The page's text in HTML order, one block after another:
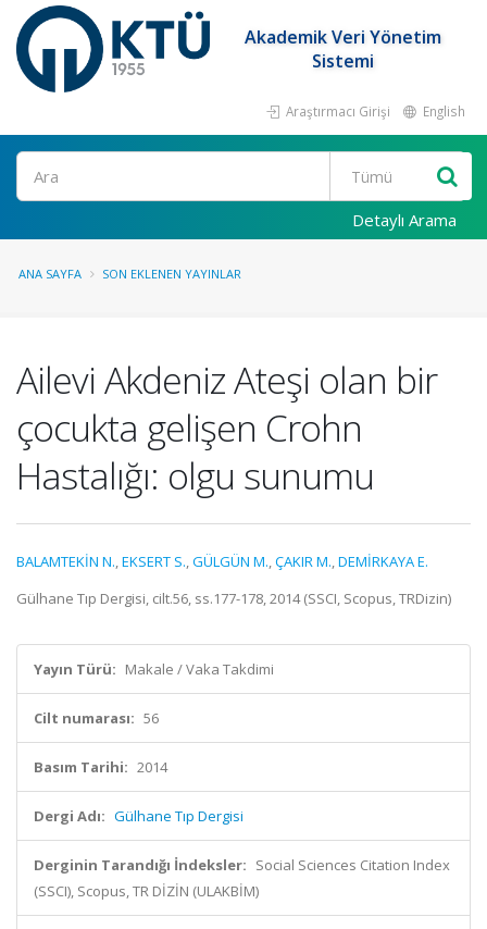
Akademik Veri Yönetim
Sistemi
Araştırmacı Girişi English
Ara
Detaylı Arama
ANA SAYFA SON EKLENEN YAYINLAR
Ailevi Akdeniz Ateşi olan bir
çocukta gelişen Crohn
Hastalığı: olgu sunumu
BALAMTEKİN N.,EKSERT S.,GÜLGÜN M.,ÇAKIR M.,DEMİRKAYA E.
Gülhane Tıp Dergisi, cilt.56, ss.177-178, 2014 (SSCI, Scopus, TRDizin)
Yayın Türü: Makale / Vaka Takdimi
Cilt numarası: 56
Basım Tarihi: 2014
Dergi Adı: Gülhane Tıp Dergisi
Derginin Tarandığı İndeksler: Social Sciences Citation Index
(SSCI), Scopus, TR DİZİN (ULAKBİM)